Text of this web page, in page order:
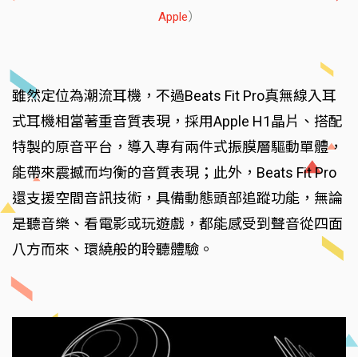
Apple）
雖然定位為潮流耳機，不過Beats Fit Pro真無線入耳
式耳機相當著重音質表現，採用Apple H1晶片、搭配
特製的原音平台，導入專有兩件式振膜層驅動單體，
能帶來震撼而均衡的音質表現；此外，Beats Fit Pro
還支援空間音訊技術，具備動態頭部追蹤功能，無論
是聽音樂、看電影或玩遊戲，都能感受到聲音從四面
八方而來、環繞般的聆聽體驗。